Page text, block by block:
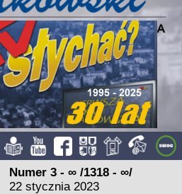
Numer 3 - ∞ /1318 - ∞/
22 stycznia 2023